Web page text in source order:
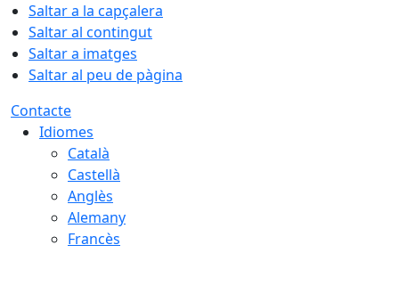
Saltar a la capçalera
Saltar al contingut
Saltar a imatges
Saltar al peu de pàgina
Contacte
Idiomes
Català
Castellà
Anglès
Alemany
Francès